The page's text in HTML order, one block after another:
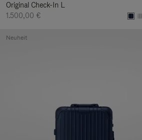
Original Check-In L
1.500,00 €
Neuheit